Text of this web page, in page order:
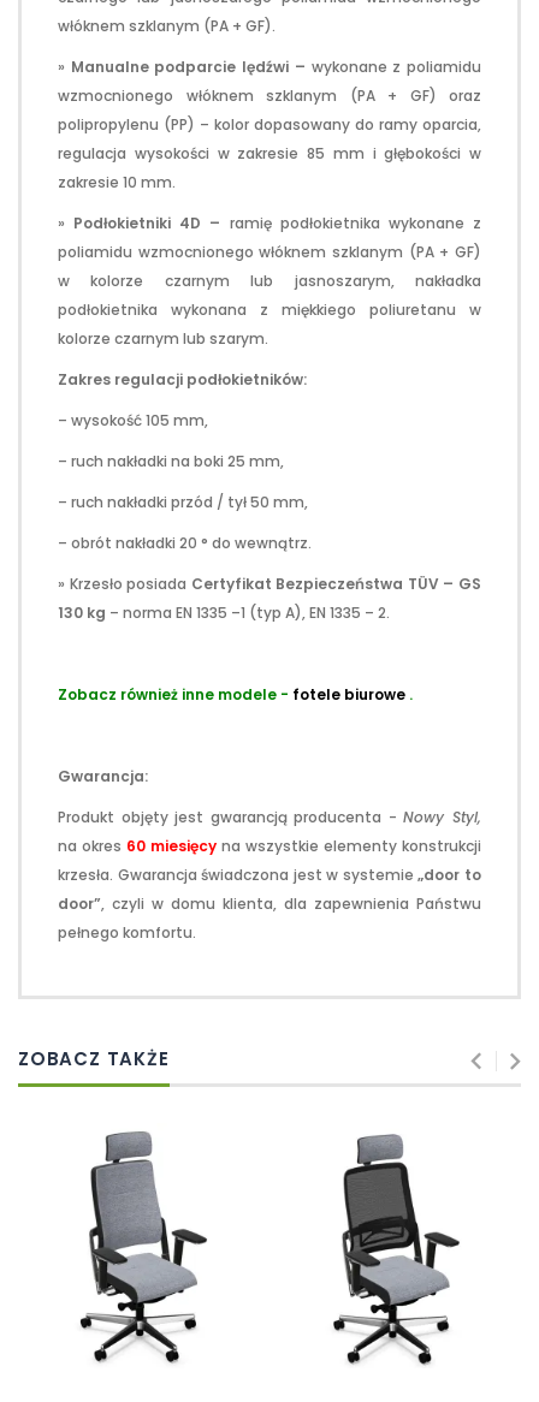
włóknem szklanym (PA + GF).
» Manualne podparcie lędźwi – wykonane z poliamidu
wzmocnionego włóknem szklanym (PA + GF) oraz
polipropylenu (PP) – kolor dopasowany do ramy oparcia,
regulacja wysokości w zakresie 85 mm i głębokości w
zakresie 10 mm.
» Podłokietniki 4D – ramię podłokietnika wykonane z
poliamidu wzmocnionego włóknem szklanym (PA + GF)
w kolorze czarnym lub jasnoszarym, nakładka
podłokietnika wykonana z miękkiego poliuretanu w
kolorze czarnym lub szarym.
Zakres regulacji podłokietników:
– wysokość 105 mm,
– ruch nakładki na boki 25 mm,
– ruch nakładki przód / tył 50 mm,
– obrót nakładki 20 ° do wewnątrz.
» Krzesło posiada Certyfikat Bezpieczeństwa TÜV – GS
130 kg – norma EN 1335 –1 (typ A), EN 1335 – 2.
Zobacz również inne modele - fotele biurowe .
Gwarancja:
Produkt objęty jest gwarancją producenta -Nowy Styl,
na okres 60 miesięcy na wszystkie elementy konstrukcji
krzesła. Gwarancja świadczona jest w systemie „door to
door”, czyli w domu klienta, dla zapewnienia Państwu
pełnego komfortu.
ZOBACZ TAKŻE